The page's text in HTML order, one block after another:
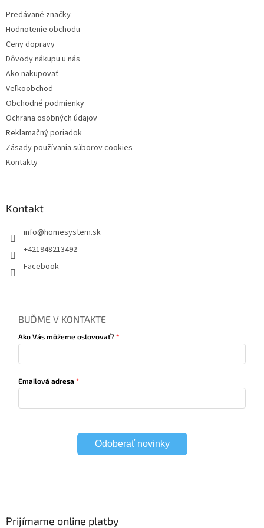
Predávané značky
Hodnotenie obchodu
Ceny dopravy
Dôvody nákupu u nás
Ako nakupovať
Veľkoobchod
Obchodné podmienky
Ochrana osobných údajov
Reklamačný poriadok
Zásady používania súborov cookies
Kontakty
Kontakt
info@homesystem.sk
+421948213492
Facebook
BUĎME V KONTAKTE
Ako Vás môžeme oslovovať?
Emailová adresa
Odoberať novinky
Prijímame online platby